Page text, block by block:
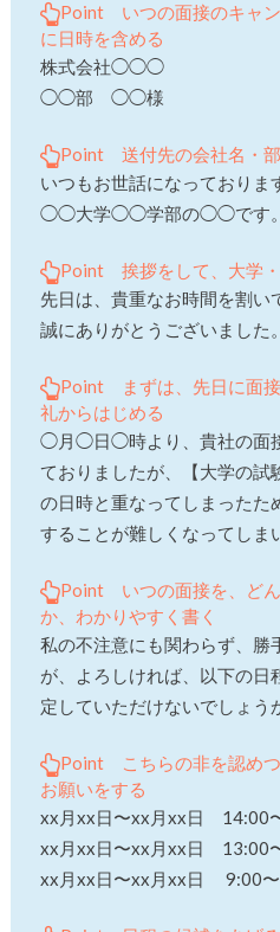
Point いつの面接のキャ
に日時を含める
株式会社◯◯◯
◯◯部 ◯◯様
Point 送付先の会社名・部
いつもお世話になっておりま
◯◯大学◯◯学部の◯◯です。
Point 挨拶をして、大学
先日は、貴重なお時間を割い
誠にありがとうございました。
Point まずは、先日に面
礼からはじめる
◯月◯日◯時より、貴社の面
ておりましたが、【大学の試
の日時と重なってしまったた
することが難しくなってしま
Point いつの面接を、ど
か、わかりやすく書く
私の不注意にも関わらず、勝
が、よろしければ、以下の日
定していただけないでしょう
Point こちらの非を認め
お願いをする
xx月xx日〜xx月xx日 14:00
xx月xx日〜xx月xx日 13:00
xx月xx日〜xx月xx日 9:00